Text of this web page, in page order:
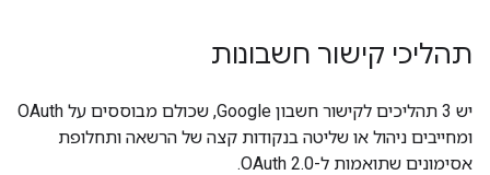
תהליכי קישור חשבונות
יש 3 תהליכים לקישור חשבון Google, שכולם מבוססים על OAuth
ומחייבים ניהול או שליטה בנקודות קצה של הרשאה ותחלופת
אסימונים שתואמות ל-OAuth 2.0.